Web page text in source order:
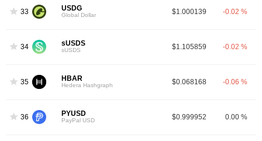
33 USDG
Global Dollar $1.000139 -0.02 %
34 sUSDS
sUSDS $1.105859 -0.02 %
35 HBAR
Hedera Hashgraph $0.068168 -0.06 %
36 PYUSD
PayPal USD $0.999952 0.00 %